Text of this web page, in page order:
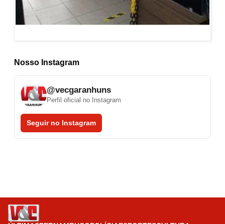
Nosso Instagram
@vecgaranhuns
Perfil oficial no Instagram
Seguir no Instagram